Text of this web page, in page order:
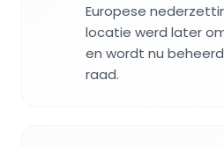
Europese
locatie werd later
en wordt nu
raad.